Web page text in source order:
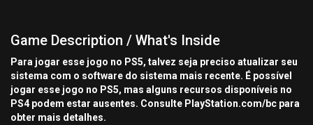
Game Description / What's Inside
Para jogar esse jogo no PS5, talvez seja preciso atualizar seu
sistema com o software do sistema mais recente. É possível
jogar esse jogo no PS5, mas alguns recursos disponíveis no
PS4 podem estar ausentes. Consulte PlayStation.com/bc para
obter mais detalhes.